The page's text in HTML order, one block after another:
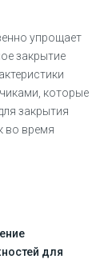
упрощает
закрытие
которые
закрытия
во время
для